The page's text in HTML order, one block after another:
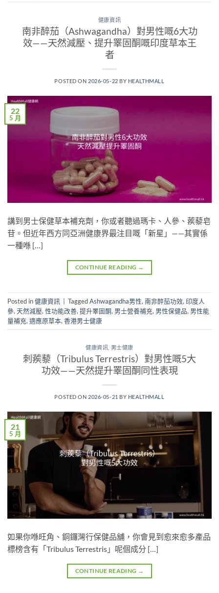
健康資訊
南非醉茄（Ashwagandha）對男性嘅6大功
效——天然減壓、提升睪固酮嘅印度草本王
者
POSTED ON 2026-05-22 BY HEALTHMALL
22
5 月
講到男士保健草本補充劑，你或者聽過瑪卡、人參、蒺藜皂
苷。但近年西方同亞洲健康界最注目嘅「新星」——其實係
一種喺 […]
CONTINUE READING →
Posted in健康資訊 | TaggedAshwagandha男性, 南非醉茄功效, 印度人
參, 天然減壓, 性功能改善, 提升睪固酮, 男士營養補充, 男性保健品, 男性能
量補充, 適應原草本, 香港男士健康
健康資訊 男士健康
刺蒺藜（Tribulus Terrestris）對男性嘅5大
功效——天然提升睪固酮同性表現
POSTED ON 2026-05-21 BY HEALTHMALL
21
5 月
如果你喺旺角、銅鑼灣行保健品舖，你會見到愈來愈多產品
標榜含有「Tribulus Terrestris」呢個成分 […]
CONTINUE READING →